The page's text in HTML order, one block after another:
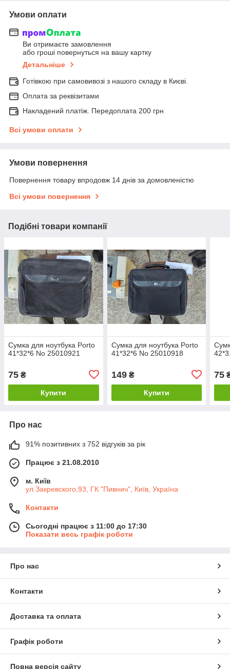
Умови оплати
Ви отримаєте замовлення
або гроші повернуться на вашу картку
Детальніше
Готівкою при самовивозі з нашого складу в Києві.
Оплата за реквізитами
Накладений платіж. Передоплата 200 грн
Всі умови оплати
Умови повернення
Повернення товару впродовж 14 днів за домовленістю
Всі умови повернення
Подібні товари компанії
Сумка для ноутбука Porto
41*32*6 No 25010921
75 ₴
Купити
Сумка для ноутбука Porto
41*32*6 No 25010918
149₴
Купити
75
Про нас
91% позитивних з 752 відгуків за рік
Працює з 21.08.2010
м. Київ
ул.Закревского,93, ГК "Пивнич", Київ, Україна
Контакти
Сьогодні працює з 11:00 до 17:30
Показати весь графік роботи
Про нас
Контакти
Доставка та оплата
Графік роботи
Повна версія сайту